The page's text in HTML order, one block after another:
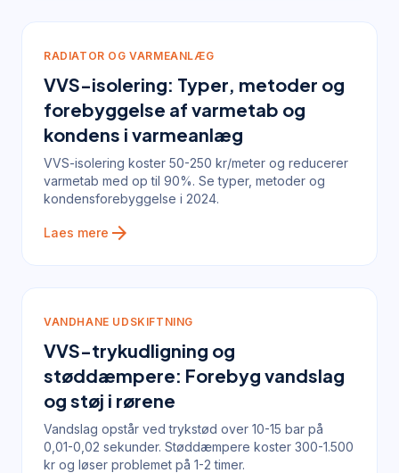
RADIATOR OG VARMEANLÆG
VVS-isolering: Typer, metoder og
forebyggelse af varmetab og
kondens i varmeanlæg
VVS-isolering koster 50-250 kr/meter og reducerer
varmetab med op til 90%. Se typer, metoder og
kondensforebyggelse i 2024.
Laes mere arrow_forward
VANDHANE UDSKIFTNING
VVS-trykudligning og
støddæmpere: Forebyg vandslag
og støj i rørene
Vandslag opstår ved trykstød over 10-15 bar på
0,01-0,02 sekunder. Støddæmpere koster 300-1.500
kr og løser problemet på 1-2 timer.